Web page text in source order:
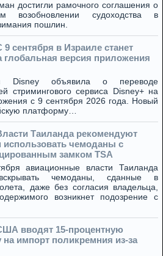
достигли рамочного соглашения о
возобновлении судоходства в
пошлин.
9 сентября в Израиле станет
глобальная версия приложения
Disney объявила о переводе
стримингового сервиса Disney+ на
с 9 сентября 2026 года. Новый
платформу…
Таиланда рекомендуют
использовать чемоданы с
замком TSA
авиационные власти Таиланда
чемоданы, сданные в
даже без согласия владельца,
возникнет подозрение с
вводят 15-процентную
импорт поликремния из-за